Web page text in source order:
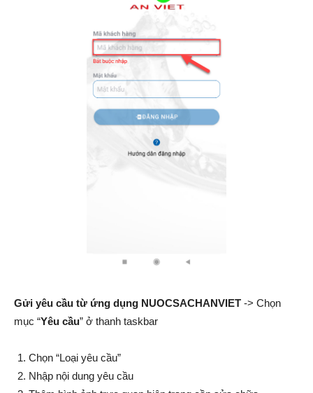
Gửi yêu cầu từ ứng dụng NUOCSACHANVIET -> Chọn
mục “Yêu cầu” ở thanh taskbar
Chọn “Loại yêu cầu”
Nhập nội dung yêu cầu